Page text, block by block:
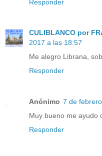
Responder
CULIBLANCO por
2017 a las 18:57
Me alegro Librana,
Responder
Anónimo 7 de
Muy bueno me ayudo
Responder